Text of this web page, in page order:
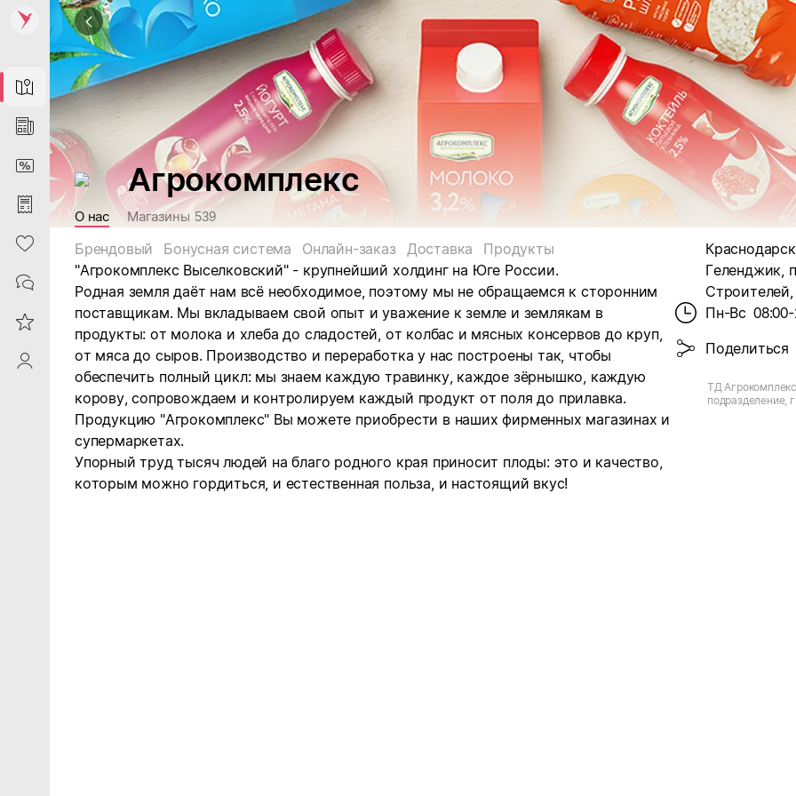
Map
News
DiscountCard
Purchases
Heart
Contacts
Reviews
ProfileSaby
Агрокомплекс
О нас Магазины 539
Брендовый Бонусная система Онлайн-заказ Доставка
Продукты
"Агрокомплекс Выселковский" - крупнейший холдинг на Юге России.
Родная земля даёт нам всё необходимое, поэтому мы не обращаемся к сторонним
поставщикам. Мы вкладываем свой опыт и уважение к земле и землякам в
продукты: от молока и хлеба до сладостей, от колбас и мясных консервов до круп,
от мяса до сыров. Производство и переработка у нас построены так, чтобы
обеспечить полный цикл: мы знаем каждую травинку, каждое зёрнышко, каждую
корову, сопровождаем и контролируем каждый продукт от поля до прилавка.
Продукцию "Агрокомплекс" Вы можете приобрести в наших фирменных магазинах и
супермаркетах.
Упорный труд тысяч людей на благо родного края приносит плоды: это и качество,
которым можно гордиться, и естественная польза, и настоящий вкус!
Геленджик,
Пн-Вс
Поделиться
ТД
подразделение,